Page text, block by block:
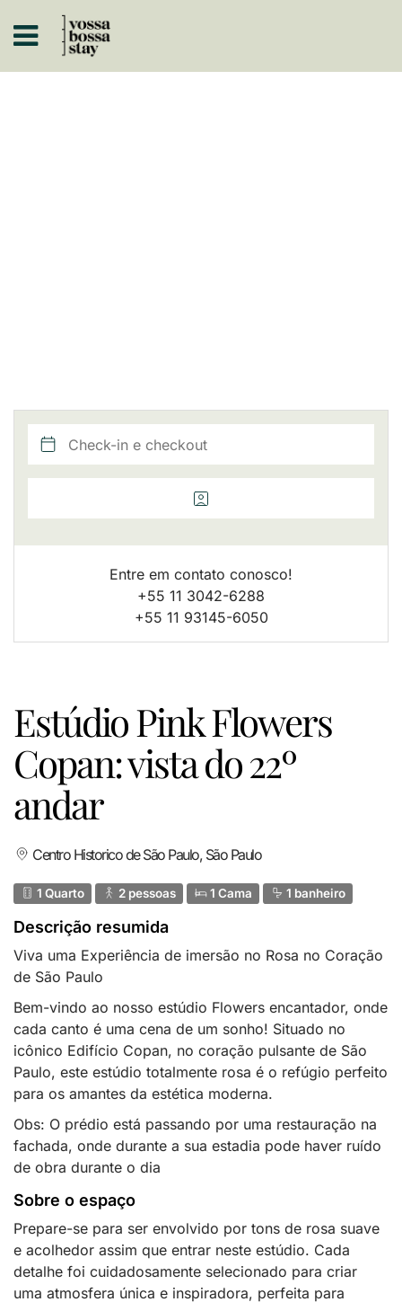
Estúdio Pink Flowers
Copan: vista do 22º
andar
Centro Historico de São Paulo, São Paulo
1 Quarto 2 pessoas 1 Cama 1 banheiro
Descrição resumida
Viva uma Experiência de imersão no Rosa no Coração
de São Paulo
Bem-vindo ao nosso estúdio Flowers encantador, onde
cada canto é uma cena de um sonho! Situado no
icônico Edifício Copan, no coração pulsante de São
Paulo, este estúdio totalmente rosa é o refúgio perfeito
para os amantes da estética moderna.
Obs: O prédio está passando por uma restauração na
fachada, onde durante a sua estadia pode haver ruído
de obra durante o dia
Sobre o espaço
Prepare-se para ser envolvido por tons de rosa suave
e acolhedor assim que entrar neste estúdio. Cada
detalhe foi cuidadosamente selecionado para criar
uma atmosfera única e inspiradora, perfeita para
Entre em contato conosco!
+55 11 3042-6288
+55 11 93145-6050